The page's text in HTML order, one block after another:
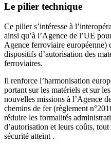
Le pilier technique
Ce pilier s’intéresse à
ainsi qu’à l’Agence de l’UE
Agence ferroviaire européenne)
dispositifs d’autorisation des
ferroviaires.
Il renforce l’harmonisation
portant sur les matériels et sur
nouvelles missions à l’Agence
chemins de fer (règlement
réduire les formalités
d’autorisation et leurs coûts,
sécurité atteint .